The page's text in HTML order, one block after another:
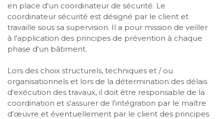
en place d'un coordinateur de sécurité. Le
coordinateur sécurité est désigné par le client et
travaille sous sa supervision. Il a pour mission de veiller
à l'application des principes de prévention à chaque
phase d'un bâtiment.
Lors des choix structurels, techniques et / ou
organisationnels et lors de la détermination des délais
d'exécution des travaux, il doit être responsable de la
coordination et s'assurer de l'intégration par le maître
d'œuvre et éventuellement par le client des principes